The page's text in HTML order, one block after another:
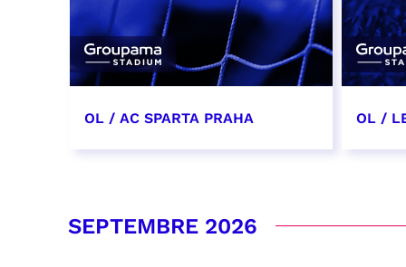
OL / AC SPARTA PRAHA OL /
SEPTEMBRE 2026